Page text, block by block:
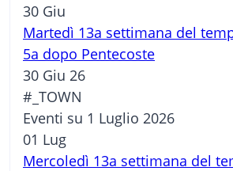
30 Giu
Martedì 13a settimana del
5a dopo Pentecoste
30 Giu 26
#_TOWN
Eventi su 1 Luglio 2026
01 Lug
Mercoledì 13a settimana del